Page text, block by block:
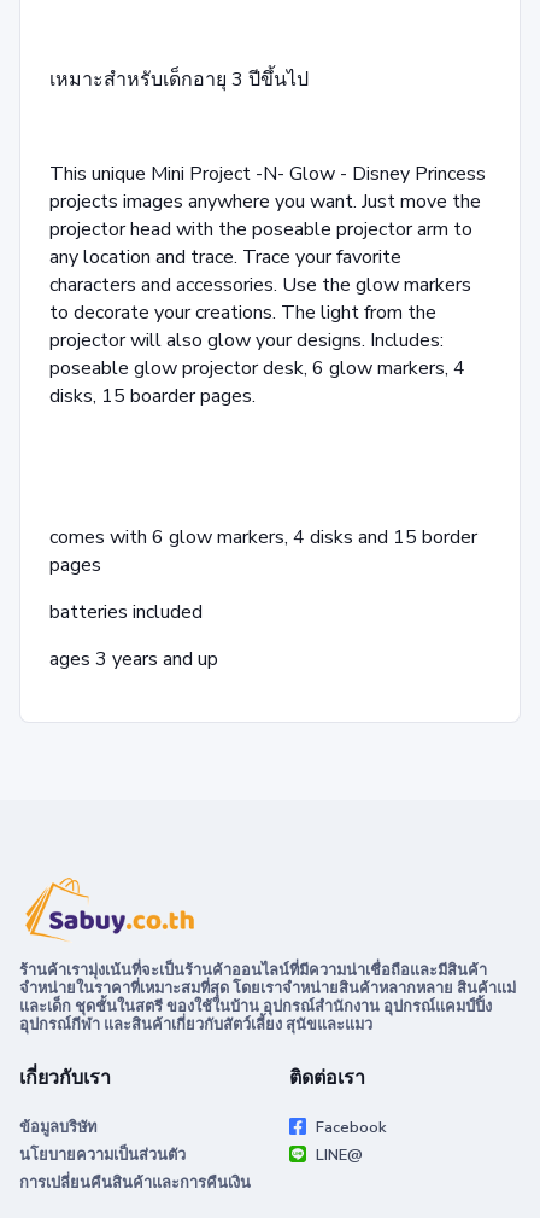
เหมาะสำหรับเด็กอายุ 3 ปีขึ้นไป
This unique Mini Project -N- Glow - Disney Princess
projects images anywhere you want. Just move the
projector head with the poseable projector arm to
any location and trace. Trace your favorite
characters and accessories. Use the glow markers
to decorate your creations. The light from the
projector will also glow your designs. Includes:
poseable glow projector desk, 6 glow markers, 4
disks, 15 boarder pages.
comes with 6 glow markers, 4 disks and 15 border
pages
batteries included
ages 3 years and up
ร้านค้าเรามุ่งเน้นที่จะเป็นร้านค้าออนไลน์ที่มีความน่าเชื่อถือและมีสินค้า
จำหน่ายในราคาที่เหมาะสมที่สุด โดยเราจำหน่ายสินค้าหลากหลาย สินค้าแม่
และเด็ก ชุดชั้นในสตรี ของใช้ในบ้าน อุปกรณ์สำนักงาน อุปกรณ์แคมป์ปิ้ง
อุปกรณ์กีฬา และสินค้าเกี่ยวกับสัตว์เลี้ยง สุนัขและแมว
เกี่ยวกับเรา
ข้อมูลบริษัท
นโยบายความเป็นส่วนตัว
การเปลี่ยนคืนสินค้าและการคืนเงิน
ติดต่อเรา
Facebook
LINE@